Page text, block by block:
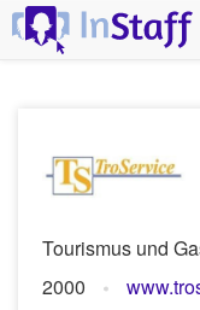
Tourismus und
2000